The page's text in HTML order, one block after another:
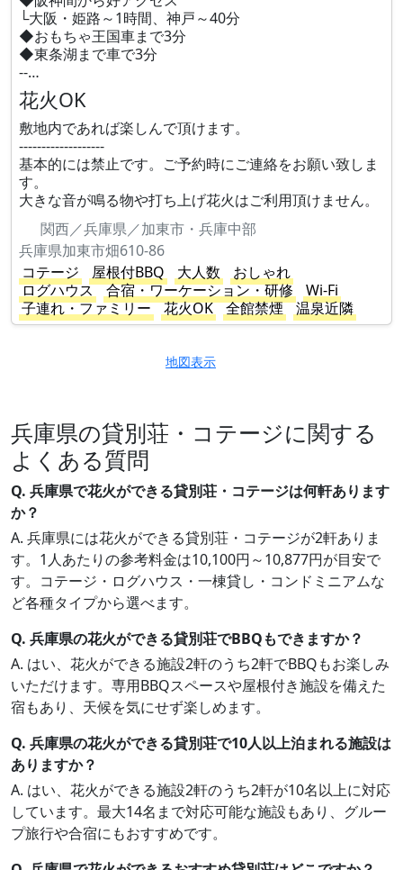
└大阪・姫路～1時間、神戸～40分
◆おもちゃ王国車まで3分
◆東条湖まで車で3分
--…
花火OK
敷地内であれば楽しんで頂けます。
-------------------
基本的には禁止です。ご予約時にご連絡をお願い致しま
す。
大きな音が鳴る物や打ち上げ花火はご利用頂けません。
関西／兵庫県／加東市・兵庫中部
兵庫県加東市畑610-86
コテージ
屋根付BBQ 大人数
おしゃれ
ログハウス
合宿・ワーケーション・研修
Wi-Fi
子連れ・ファミリー
花火OK 全館禁煙 温泉近隣
地図表示
兵庫県の貸別荘・コテージに関する
よくある質問
Q. 兵庫県で花火ができる貸別荘・コテージは何軒あります
か？
A. 兵庫県には花火ができる貸別荘・コテージが2軒ありま
す。1人あたりの参考料金は10,100円～10,877円が目安で
す。コテージ・ログハウス・一棟貸し・コンドミニアムな
ど各種タイプから選べます。
Q. 兵庫県の花火ができる貸別荘でBBQもできますか？
A. はい、花火ができる施設2軒のうち2軒でBBQもお楽しみ
いただけます。専用BBQスペースや屋根付き施設を備えた
宿もあり、天候を気にせず楽しめます。
Q. 兵庫県の花火ができる貸別荘で10人以上泊まれる施設は
ありますか？
A. はい、花火ができる施設2軒のうち2軒が10名以上に対応
しています。最大14名まで対応可能な施設もあり、グルー
プ旅行や合宿にもおすすめです。